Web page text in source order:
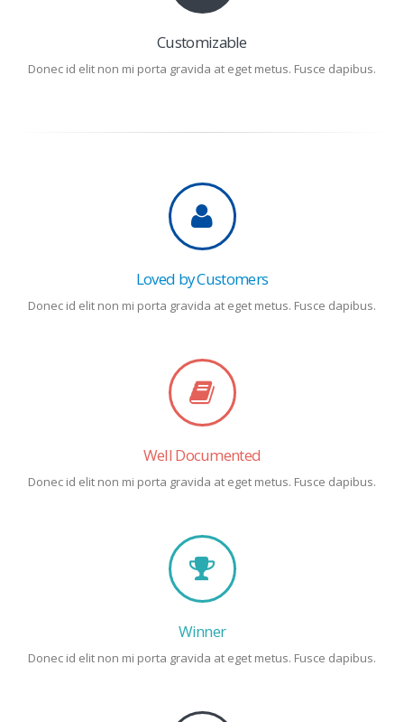
Customizable
Donec id elit non mi porta gravida at eget metus. Fusce dapibus.
Loved by Customers
Donec id elit non mi porta gravida at eget metus. Fusce dapibus.
Well Documented
Donec id elit non mi porta gravida at eget metus. Fusce dapibus.
Winner
Donec id elit non mi porta gravida at eget metus. Fusce dapibus.